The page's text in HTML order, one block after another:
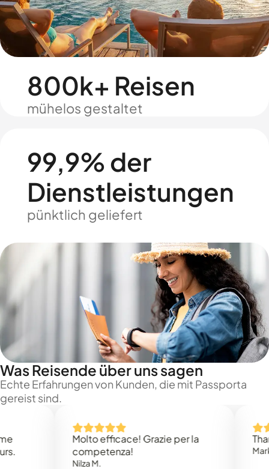
800k+ Reisen
mühelos gestaltet
99,9% der
Dienstleistungen
pünktlich geliefert
Was Reisende über uns sagen
Echte Erfahrungen von Kunden, die mit Passporta
gereist sind.
Molto efficace! Grazie per la
competenza!
Nilza M.
Thank
Mark N.